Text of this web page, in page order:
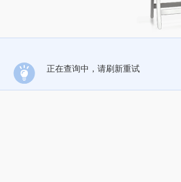
正在查询中，请刷新重试